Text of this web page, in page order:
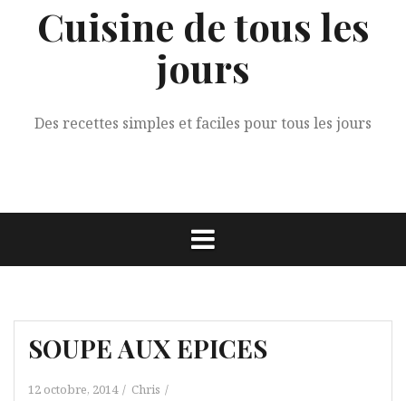
Cuisine de tous les
jours
Des recettes simples et faciles pour tous les jours
SOUPE AUX EPICES
12 octobre, 2014 Chris